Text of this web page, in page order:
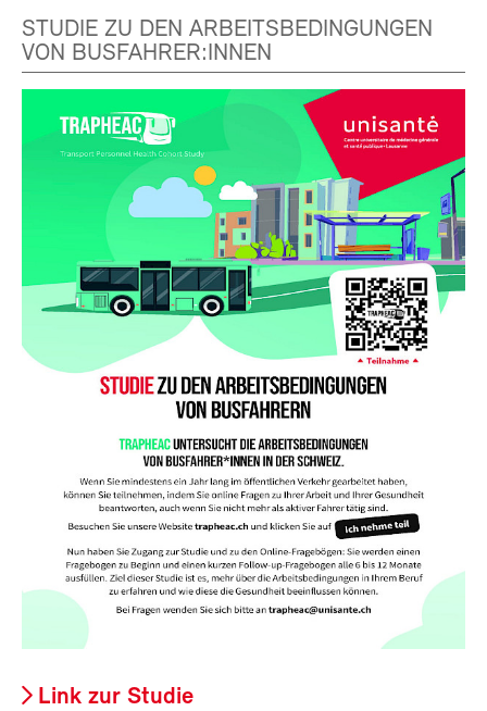
STUDIE ZU DEN ARBEITSBEDINGUNGEN
VON BUSFAHRER:INNEN
Link zur Studie